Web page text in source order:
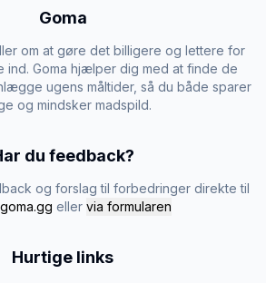
Goma
om at gøre det billigere og lettere for
ind. Goma hjælper dig med at finde de
ugens måltider, så du både sparer
og mindsker madspild.
du feedback?
og forslag til forbedringer direkte til
eller via formularen
Hurtige links